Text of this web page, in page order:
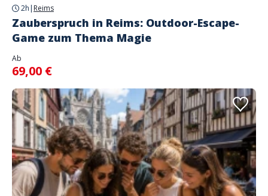
2h | Reims
Zauberspruch in Reims: Outdoor-Escape-
Game zum Thema Magie
Ab
69,00 €